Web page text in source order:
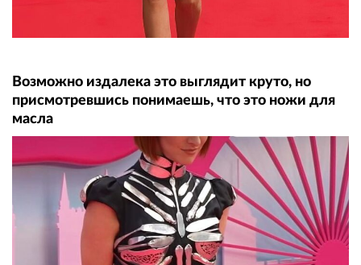
Возможно издалека это выглядит круто, но
присмотревшись понимаешь, что это ножи для
масла